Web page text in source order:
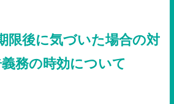
限後に気づいた場合の対
務の時効について